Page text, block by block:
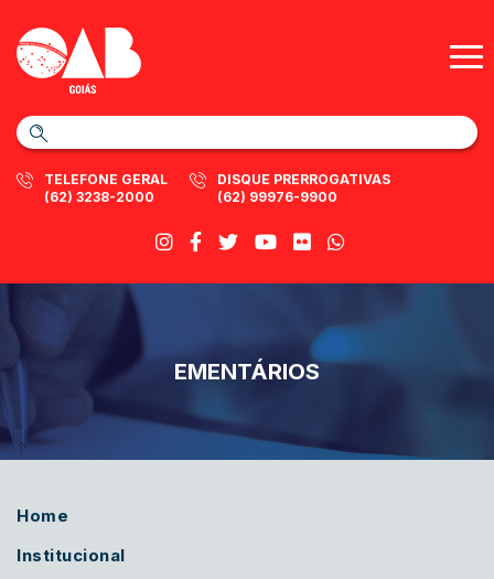
TELEFONE GERAL
(62) 3238-2000
DISQUE PRERROGATIVAS
(62) 99976-9900
EMENTÁRIOS
Home
Institucional